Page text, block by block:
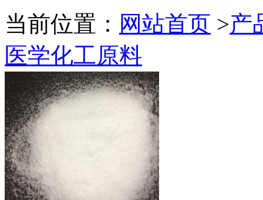
当前位置： 网站首页 >产
医学化工原料